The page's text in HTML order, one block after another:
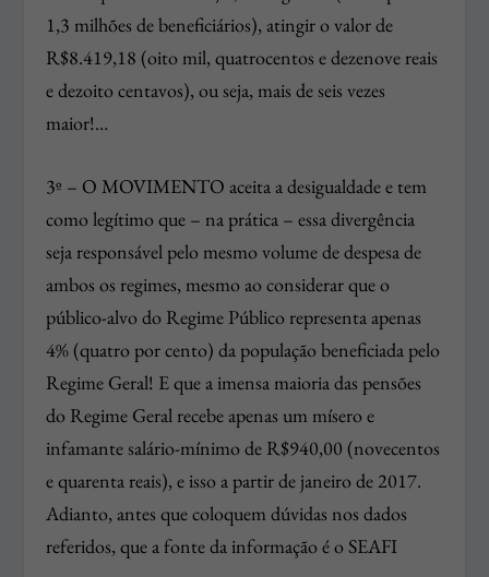
1,3 milhões de beneficiários), atingir o valor de
R$8.419,18 (oito mil, quatrocentos e dezenove reais
e dezoito centavos), ou seja, mais de seis vezes
maior!…
3º – O MOVIMENTO aceita a desigualdade e tem
como legítimo que – na prática – essa divergência
seja responsável pelo mesmo volume de despesa de
ambos os regimes, mesmo ao considerar que o
público-alvo do Regime Público representa apenas
4% (quatro por cento) da população beneficiada pelo
Regime Geral! E que a imensa maioria das pensões
do Regime Geral recebe apenas um mísero e
infamante salário-mínimo de R$940,00 (novecentos
e quarenta reais), e isso a partir de janeiro de 2017.
Adianto, antes que coloquem dúvidas nos dados
referidos, que a fonte da informação é o SEAFI